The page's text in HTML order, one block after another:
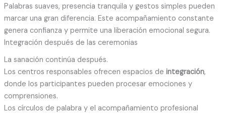
Palabras suaves, presencia tranquila y gestos simples pueden
marcar una gran diferencia. Este acompañamiento constante
genera confianza y permite una liberación emocional segura.
Integración después de las ceremonias
La sanación continúa después.
Los centros responsables ofrecen espacios de integración,
donde los participantes pueden procesar emociones y
comprensiones.
Los círculos de palabra y el acompañamiento profesional